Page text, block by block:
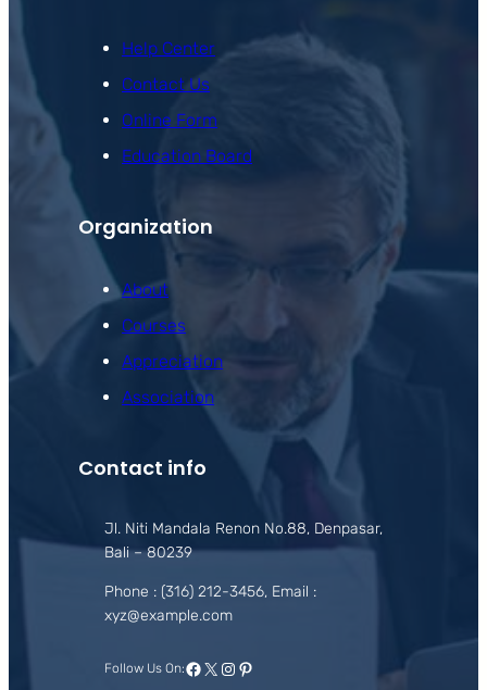
Help Center
Contact Us
Online Form
Education Board
Organization
About
Courses
Appreciation
Association
Contact info
Jl. Niti Mandala Renon No.88, Denpasar,
Bali – 80239
Phone : (316) 212-3456, Email :
xyz@example.com
Follow Us On:Facebook
X Instagram
Pinterest